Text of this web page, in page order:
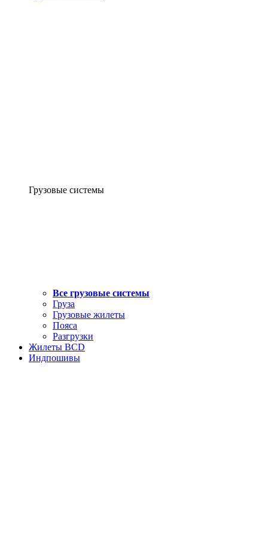
Грузовые системы
Все грузовые системы
Груза
Грузовые жилеты
Пояса
Разгрузки
Жилеты BCD
Индпошивы